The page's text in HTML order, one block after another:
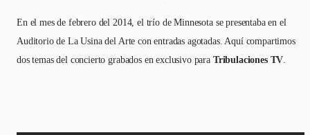
En el mes de febrero del 2014, el trío de Minnesota se presentaba en el
Auditorio de La Usina del Arte con entradas agotadas. Aquí compartimos
dos temas del concierto grabados en exclusivo para Tribulaciones TV